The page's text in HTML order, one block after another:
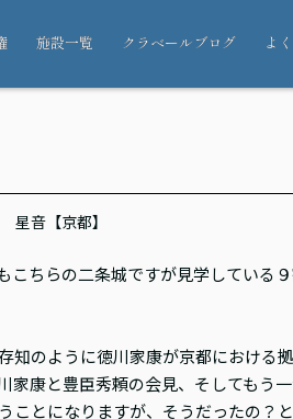
施設一覧 クラベールブログ よ
音【京都】
ちらの二条城ですが見学している
知のように徳川家康が京都における
家康と豊臣秀頼の会見、そしてもう
ことになりますが、そうだったの？